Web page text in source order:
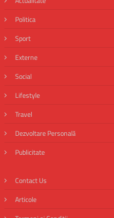
Politica
Sport
Externe
Social
Lifestyle
Travel
Dezvoltare Personală
Publicitate
Contact Us
Articole